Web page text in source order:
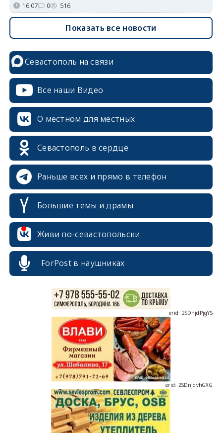
16:07 0 516
Показать все новости
Севастополь на связи
Все наши Видео
О местном для местных
Севастополь в сердце
Раньше всех и прямо в телефон
Большие темы и драмы
Живи по-севастопольски
ForPost в наушниках
erid: 2SDnjcrDNw6
erid: 2SDnjdvhGXG